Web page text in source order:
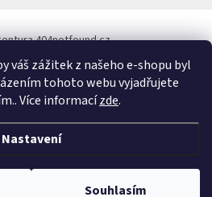
váš zážitek z našeho e-shopu byl
tohoto webu vyjadřujete
Více informacízde.
Nastavení
Souhlasím
404notfound.cz
ERYONE pro ČR
&
Upravit nastavení